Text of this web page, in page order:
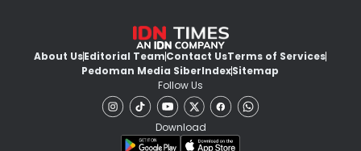
About UsEditorial TeamContact UsTerms of Services
Pedoman Media SiberIndexSitemap
Follow Us
Download